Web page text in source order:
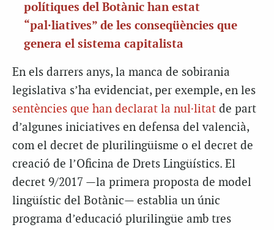
polítiques del Botànic han estat
“pal·liatives” de les conseqüències que
genera el sistema capitalista
En els darrers anys, la manca de sobirania
legislativa s’ha evidenciat, per exemple, en les
sentències que han declarat la nul·litat de part
d’algunes iniciatives en defensa del valencià,
com el decret de plurilingüisme o el decret de
creació de l’Oficina de Drets Lingüístics. El
decret 9/2017 —la primera proposta de model
lingüístic del Botànic— establia un únic
programa d’educació plurilingüe amb tres